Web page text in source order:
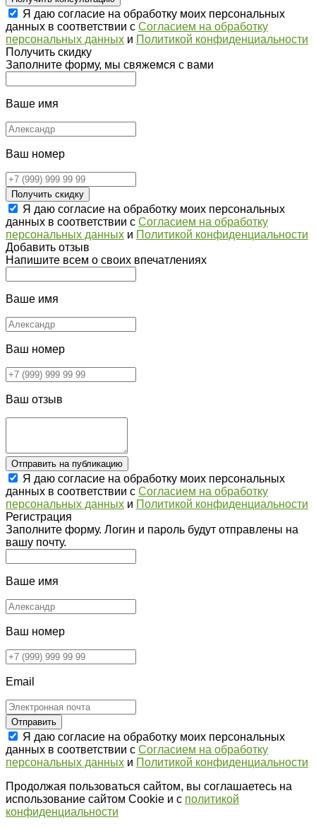
Я даю согласие на обработку моих персональных
данных в соответствии с Согласием на обработку
персональных данных и Политикой конфиденциальности
Получить скидку
Заполните форму, мы свяжемся с вами
Ваше имя
Ваш номер
Получить скидку
Я даю согласие на обработку моих персональных
данных в соответствии с Согласием на обработку
персональных данных и Политикой конфиденциальности
Добавить отзыв
Напишите всем о своих впечатлениях
Ваше имя
Ваш номер
Ваш отзыв
Отправить на публикацию
Я даю согласие на обработку моих персональных
данных в соответствии с Согласием на обработку
персональных данных и Политикой конфиденциальности
Регистрация
Заполните форму. Логин и пароль будут отправлены на
вашу почту.
Ваше имя
Ваш номер
Email
Отправить
Я даю согласие на обработку моих персональных
данных в соответствии с Согласием на обработку
персональных данных и Политикой конфиденциальности
Продолжая пользоваться сайтом, вы соглашаетесь на
использование сайтом Cookie и с политикой
конфиденциальности